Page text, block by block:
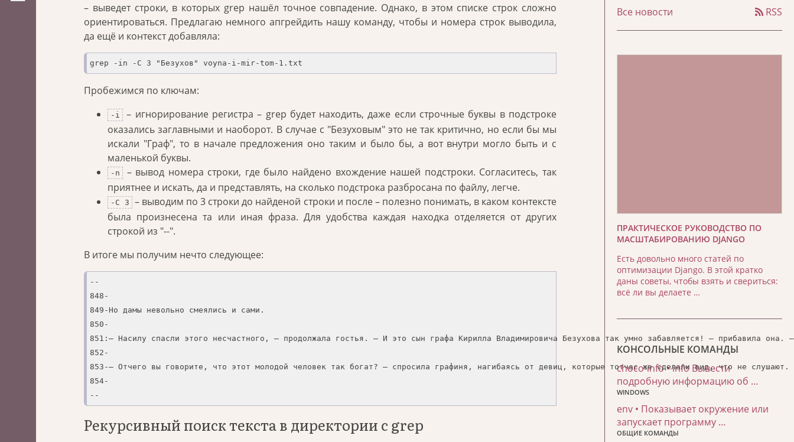
– выведет строки, в которых grep нашёл точное совпадение. Однако, в этом списке строк сложно
ориентироваться. Предлагаю немного апгрейдить нашу команду, чтобы и номера строк выводила,
да ещё и контекст добавляла:
grep -in -C 3 "Безухов" voyna-i-mir-tom-1.txt
Пробежимся по ключам:
-i
– игнорирование регистра – grep будет находить, даже если строчные буквы в подстроке
оказались заглавными и наоборот. В случае с "Безуховым" это не так критично, но если бы мы
искали "Граф", то в начале предложения оно таким и было бы, а вот внутри могло быть и с
маленькой буквы.
-n
– вывод номера строки, где было найдено вхождение нашей подстроки. Согласитесь, так
приятнее и искать, да и представлять, на сколько подстрока разбросана по файлу, легче.
-C 3
– выводим по 3 строки до найденой строки и после – полезно понимать, в каком контексте
была произнесена та или иная фраза. Для удобства каждая находка отделяется от других
строкой из "--".
В итоге мы получим нечто следующее:
--
848-
849-Но дамы невольно смеялись и сами.
850-
851:— Насилу спасли этого несчастного, — продолжала гостья. — И это сын графа Кирилла Владимировича Безухова так умно забавляется! — прибавила
852-
853-— Отчего вы говорите, что этот молодой человек так богат? — спросила графиня, нагибаясь от девиц, которые тотчас же сделали вид, что не
854-
--
Рекурсивный поиск текста в директории с grep
Все новости RSS
ПРАКТИЧЕСКОЕ РУКОВОДСТВО ПО
МАСШТАБИРОВАНИЮ DJANGO
Есть довольно много статей по
оптимизации Django. В этой кратко
даны советы, чтобы взять и свериться:
всё ли вы делаете …
КОНСОЛЬНЫЕ КОМАНДЫ
choco-info • info Вывести
подробную информацию об …
WINDOWS
env • Показывает окружение или
запускает программу …
ОБЩИЕ КОМАНДЫ